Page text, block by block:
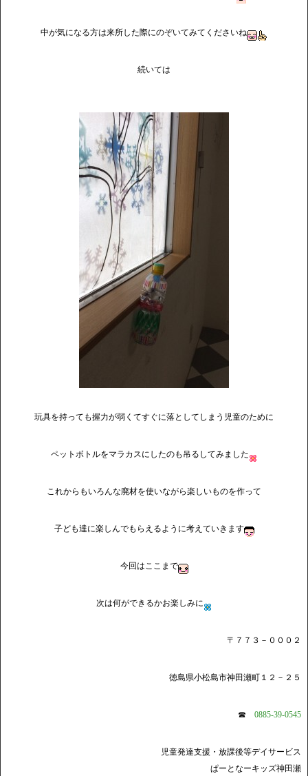
中が気になる方は来所した際にのぞいてみてくださいね
続いては
玩具を持っても握力が弱くてすぐに落としてしまう児童のために
ペットボトルをマラカスにしたのも吊るしてみました
これからもいろんな廃材を使いながら楽しいものを作って
子ども達に楽しんでもらえるように考えていきます
今回はここまで
次は何ができるかお楽しみに
〒７７３－０００２
徳島県小松島市神田瀬町１２－２５
☎ 0885-39-0545
児童発達支援・放課後等デイサービス
ぱーとなーキッズ神田瀬